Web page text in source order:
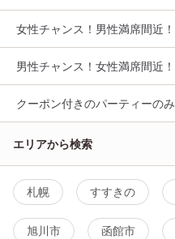
女性チャンス！男性満席間近！
男性チャンス！女性満席間近！
クーポン付きのパーティーのみ
エリアから検索
札幌 すすきの
旭川市 函館市